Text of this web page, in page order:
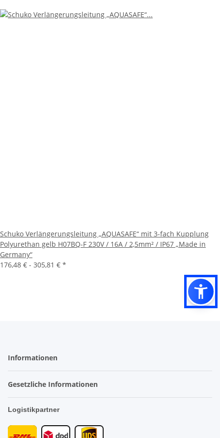
Schuko Verlängerungsleitung „AQUASAFE“ mit 3-fach Kupplung
Polyurethan gelb H07BQ-F 230V / 16A / 2,5mm² / IP67 „Made in
Germany“
176,48 € - 305,81 € *
Informationen
Gesetzliche Informationen
Logistikpartner